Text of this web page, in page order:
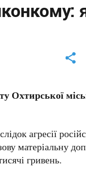
Охтирської
агресії
матеріальну
гривень.